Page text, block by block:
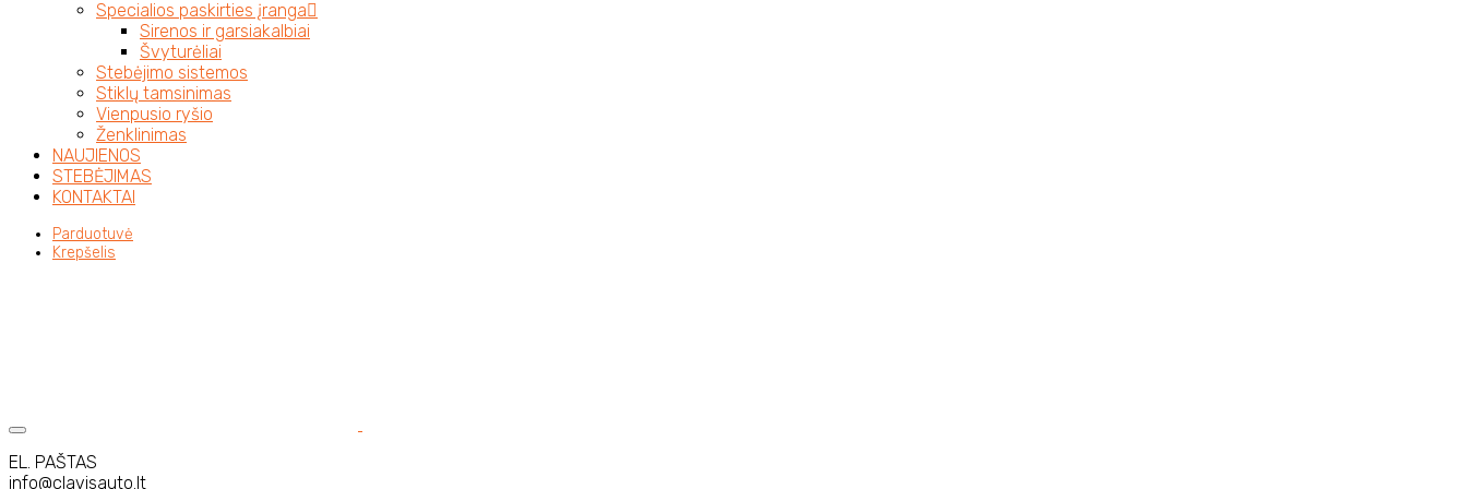
Specialios paskirties įranga
Sirenos ir garsiakalbiai
Švyturėliai
Stebėjimo sistemos
Stiklų tamsinimas
Vienpusio ryšio
Ženklinimas
NAUJIENOS
STEBĖJIMAS
KONTAKTAI
Parduotuvė
Krepšelis
EL. PAŠTAS
info@clavisauto.lt